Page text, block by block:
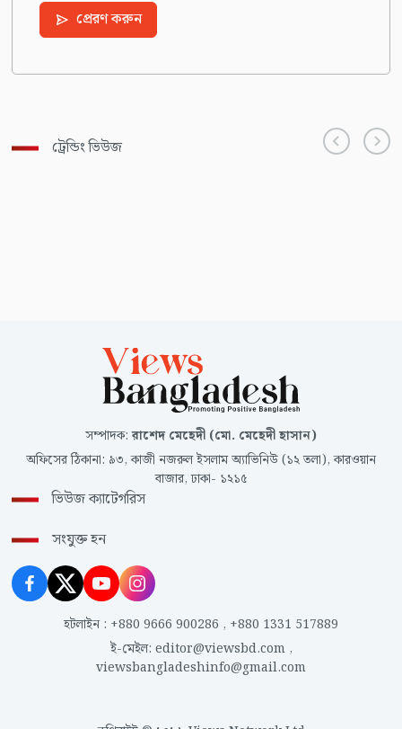
প্রেরণ করুন
ট্রেন্ডিং ভিউজ
সম্পাদক:রাশেদ মেহেদী (মো. মেহেদী হাসান)
অফিসের ঠিকানা: ৯৩, কাজী নজরুল ইসলাম অ্যাভিনিউ (১২ তলা), কারওয়ান
বাজার, ঢাকা- ১২১৫
ভিউজ ক্যাটেগরিস
সংযুক্ত হন
হটলাইন : +880 9666 900286 , +880 1331 517889
ই-মেইল: editor@viewsbd.com,
viewsbangladeshinfo@gmail.com